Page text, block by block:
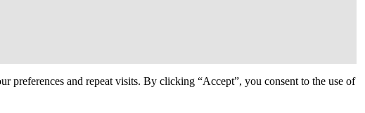
preferences and repeat visits. By clicking “Accept”, you consent to the use of